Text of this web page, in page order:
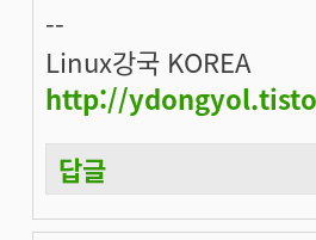
--
Linux강국 KOREA
http://
답글